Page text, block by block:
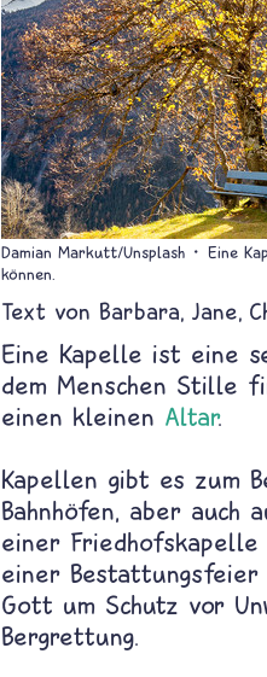
Damian Markutt/Unsplash
Eine
können.
Text von Barbara Jane
Eine Kapelle ist eine
dem Menschen Stille
einen kleinen Altar.
Kapellen gibt es zum
Bahnhöfen, aber auch
einer Friedhofskapelle
einer
Gott um Schutz vor
Bergrettung.